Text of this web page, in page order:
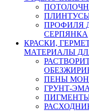
ПРОФИЛЯ
СЕРПЯНКА
КРАСКИ,
МАТЕРИАЛЫ
ПЕНЫ
ГРУНТ-
ПИГМЕНТЫ